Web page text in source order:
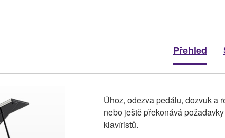
Přehled
Úhoz, odezva pedálu, dozvuk a
nebo ještě překonává
klavíristů.